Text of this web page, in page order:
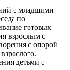
с младшими
по
готовых
взрослым с
с опорой
детьми с